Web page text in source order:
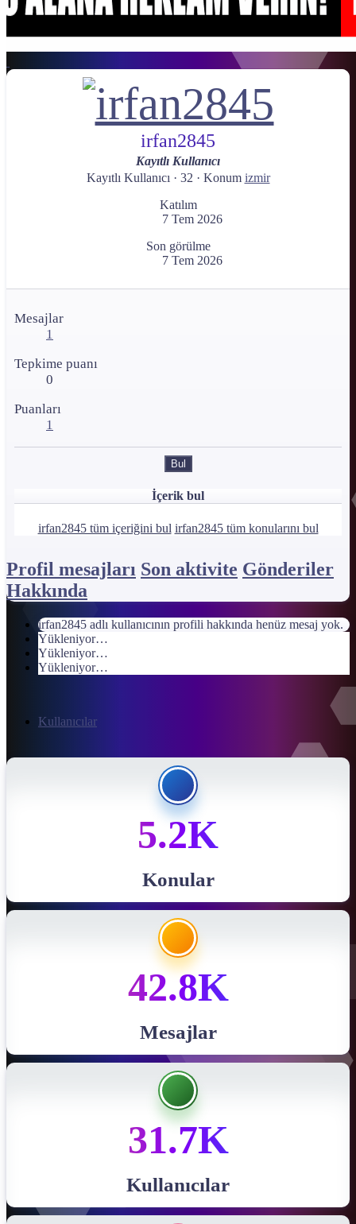
irfan2845
Kayıtlı Kullanıcı
Kayıtlı Kullanıcı · 32 · Konum izmir
Katılım
7 Tem 2026
Son görülme
7 Tem 2026
Mesajlar
1
Tepkime puanı
0
Puanları
1
Bul
İçerik bul
irfan2845 tüm içeriğini bul irfan2845 tüm konularını bul
Profil mesajları Son aktivite Gönderiler
Hakkında
irfan2845 adlı kullanıcının profili hakkında henüz mesaj yok.
Yükleniyor…
Yükleniyor…
Yükleniyor…
Kullanıcılar
5.2K
Konular
42.8K
Mesajlar
31.7K
Kullanıcılar